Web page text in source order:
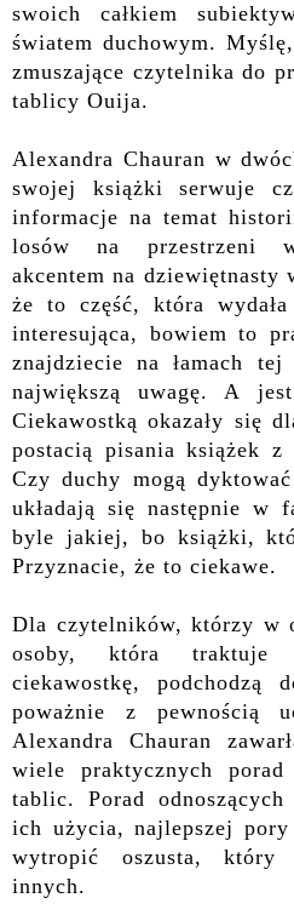
swoich całkiem
światem duchowym.
zmuszające czytelnika do
tablicy Ouija.
Alexandra Chauran w
swojej książki serwuje
informacje na temat
losów na przestrzeni
akcentem na dziewiętnasty
że to część, która
interesująca, bowiem to
znajdziecie na łamach
największą uwagę. A
Ciekawostką okazały się
postacią pisania książek
Czy duchy mogą
układają się następnie w
byle jakiej, bo książki,
Przyznacie, że to ciekawe.
Dla czytelników, którzy w
osoby, która
ciekawostkę, podchodzą
poważnie z pewnością
Alexandra Chauran
wiele praktycznych porad
tablic. Porad
ich użycia, najlepszej
wytropić oszusta, który
innych.